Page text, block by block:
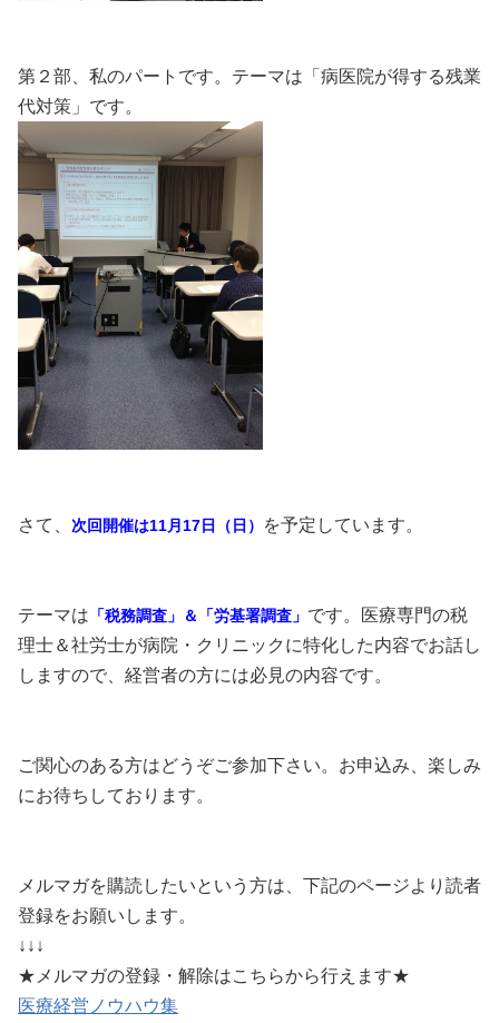
第２部、私のパートです。テーマは「病医院が得する残業
代対策」です。
さて、 次回開催は11月17日（日） を予定しています。
テーマは 「税務調査」＆「労基署調査」 です。医療専門の税
理士＆社労士が病院・クリニックに特化した内容でお話し
しますので、経営者の方には必見の内容です。
ご関心のある方はどうぞご参加下さい。お申込み、楽しみ
にお待ちしております。
メルマガを購読したいという方は、下記のページより読者
登録をお願いします。
↓↓↓
★メルマガの登録・解除はこちらから行えます★
医療経営ノウハウ集